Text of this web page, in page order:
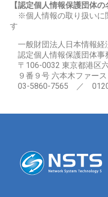
【認定個人情報保護団体の
※個人情報の取り扱いに
す
一般財団法人日本情報経
認定個人情報保護団体事
〒106-0032 東京都港区
９番９号 六本木ファー
03-5860-7565 ／